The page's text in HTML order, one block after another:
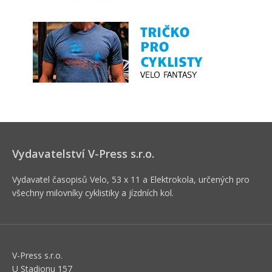
Vydavatelství V-Press s.r.o.
Vydavatel časopisů Velo, 53 x 11 a Elektrokola, určených pro
všechny milovníky cyklistiky a jízdních kol.
V-Press s.r.o.
U Stadionu 157